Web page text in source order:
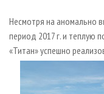
ДЕРЕВЯННОЕ
ПРОИЗВОДСТВО
ЦБП
ОФИЦИАЛЬНЫЕ
ПРИОРИТЕТНЫЕ
RUSSIAN
Несмотря на аномально
период 2017 г. и теплую
«Титан» успешно